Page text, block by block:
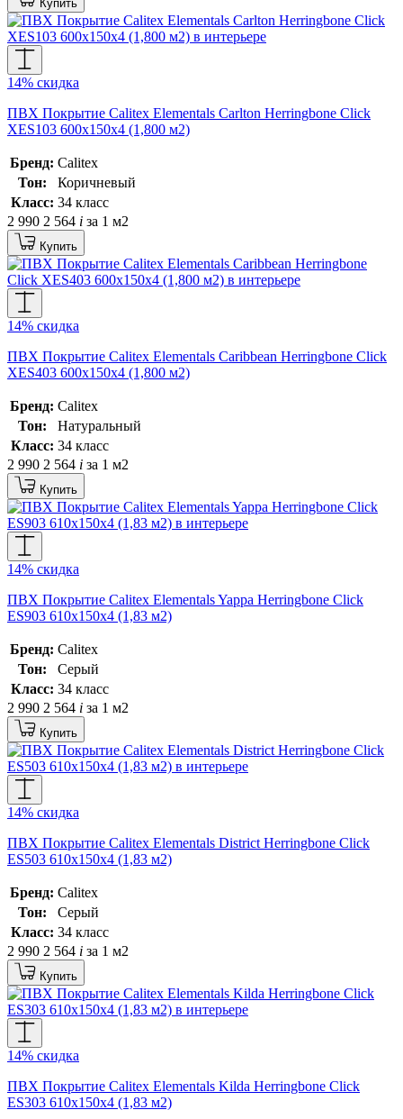
Купить
14% скидка
ПВХ Покрытие Calitex Elementals Carlton Herringbone Click
XES103 600x150x4 (1,800 м2)
Бренд: Calitex
Тон:
Коричневый
Класс: 34 класс
2 990 2 564 i за 1 м2
Купить
14% скидка
ПВХ Покрытие Calitex Elementals Caribbean Herringbone Click
XES403 600x150x4 (1,800 м2)
Бренд: Calitex
Тон:
Натуральный
Класс: 34 класс
2 990 2 564 i за 1 м2
Купить
14% скидка
ПВХ Покрытие Calitex Elementals Yappa Herringbone Click
ES903 610x150x4 (1,83 м2)
Бренд: Calitex
Тон:
Серый
Класс: 34 класс
2 990 2 564 i за 1 м2
Купить
14% скидка
ПВХ Покрытие Calitex Elementals District Herringbone Click
ES503 610x150x4 (1,83 м2)
Бренд: Calitex
Тон:
Серый
Класс: 34 класс
2 990 2 564 i за 1 м2
Купить
14% скидка
ПВХ Покрытие Calitex Elementals Kilda Herringbone Click
ES303 610x150x4 (1,83 м2)